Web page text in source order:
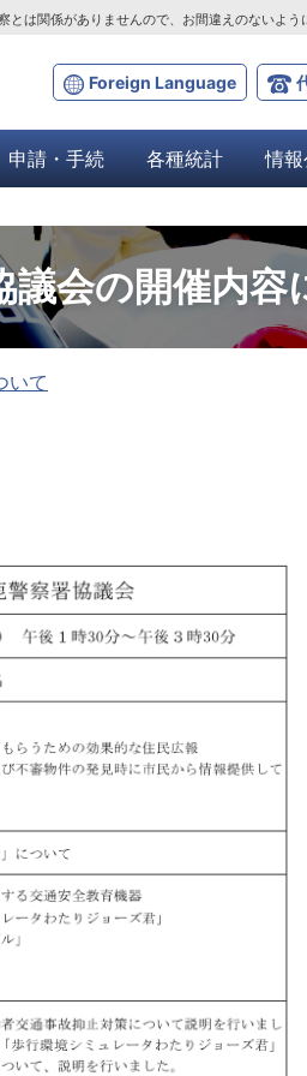
Foreign Language
は関係がありませんので、お間違えのないよう
申請・手続 各種統計 情
会の開催内容
いて